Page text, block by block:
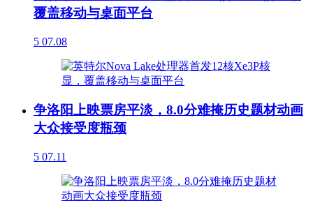
覆盖移动与桌面平台
5 07.08
争洛阳上映票房平淡，8.0分难掩历史题材动画
大众接受度瓶颈
5 07.11